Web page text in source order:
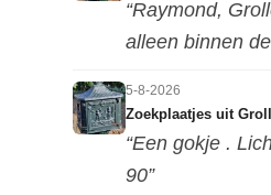
“Raymond,
alleen binnen
5-8-2026
Zoekplaatjes uit
“Een gokje .
90”